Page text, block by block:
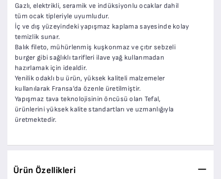
Gazlı, elektrikli, seramik ve indüksiyonlu ocaklar dahil
tüm ocak tipleriyle uyumludur.
İç ve dış yüzeyindeki yapışmaz kaplama sayesinde kolay
temizlik sunar.
Balık fileto, mühürlenmiş kuşkonmaz ve çıtır sebzeli
burger gibi sağlıklı tarifleri ilave yağ kullanmadan
hazırlamak için idealdir.
Yenilik odaklı bu ürün, yüksek kaliteli malzemeler
kullanılarak Fransa’da özenle üretilmiştir.
Yapışmaz tava teknolojisinin öncüsü olan Tefal,
ürünlerini yüksek kalite standartları ve uzmanlığıyla
üretmektedir.
Ürün Özellikleri